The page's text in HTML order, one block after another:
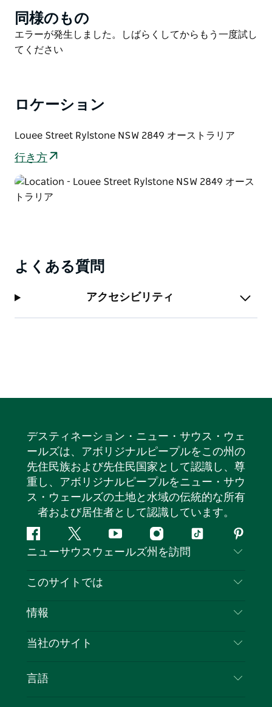
く、個人の住宅や企業も地元の砂岩で作られています。
そのほとんどは 1865 年から 1895 年の間に建てられま
した。
Product
List
同様のもの
Product
List
エラーが発生しました。しばらくしてからもう一度試し
てください
ロケーション
Louee Street Rylstone NSW 2849 オーストラリア
行き方
よくある質問
アクセシビリティ
デスティネーション・ニュー・サウス・ウェ
ールズは、アボリジナルピープルをこの州の
先住民族および先住民国家として認識し、尊
重し、アボリジナルピープルをニュー・サウ
ス・ウェールズの土地と水域の伝統的な所有
者および居住者として認識しています。
フ
ェ
ス
ッ
ツ
イ
タ
ユ
ー
イ
ン
テ
ピ
ン
レ
ト
ニューサウスウェールズ州を訪問
お問い合わせ
クッキーに関する通知
このサイトでは
目的地
イベント
情報
旅行情報
NSWでのビジネス
当社のサイト
言語